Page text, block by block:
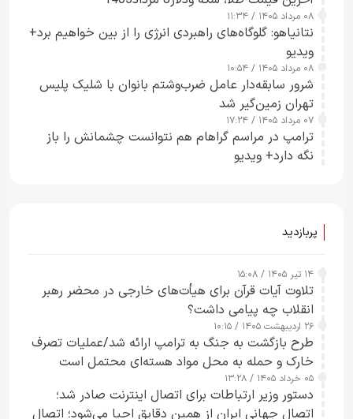
۰۸ مرداد ۱۴۰۵ / ۱۱:۳۴
نتانیاهو: گلوگاه‌های راهبردی انرژی را از بین خواهیم برد+
ویدیو
۰۸ مرداد ۱۴۰۵ / ۱۰:۵۴
شرور سابقه‌دار عامل ضرب‌وشتم بانوان با شلیک پلیس
تهران زمین‌گیر شد
۰۷ مرداد ۱۴۰۵ / ۱۷:۲۴
ترامپ در مراسم گراهام هم نتوانست چشمانش را باز
نگه دارد+ ویدیو
پربازدید
۱۴ تیر ۱۴۰۵ / ۱۵:۰۸
تلاوت آیات قرآن برای هیأت‌های خارجی در محضر رهبر
انقلاب چه پیامی داشت؟
۲۶ اردیبهشت ۱۴۰۵ / ۱۰:۱۵
طرح‌ بازگشت به جنگ به ترامپ ارائه شد/عملیات تصرف
خارک و حمله به محل مواد هسته‌ای محتمل است
۰۵ خرداد ۱۴۰۵ / ۱۳:۲۸
دستور وزیر ارتباطات برای اتصال اینترنت صادر شد؛
اتصال جهانی ایران از همین دقایق احیا می‌شود؛ اتصال